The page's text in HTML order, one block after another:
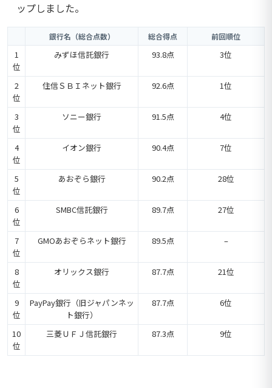
ップしました。
銀行名（総合点数） 総合得点 前回順位
1
位
みずほ信託銀行 93.8点 3位
2
位
住信ＳＢＩネット銀行 92.6点 1位
3
位
ソニー銀行 91.5点 4位
4
位
イオン銀行 90.4点 7位
5
位
あおぞら銀行 90.2点 28位
6
位
SMBC信託銀行 89.7点 27位
7
位
GMOあおぞらネット銀行 89.5点 –
8
位
オリックス銀行 87.7点 21位
9
位
PayPay銀行（旧ジャパンネッ
ト銀行）
87.7点 6位
10
位
三菱ＵＦＪ信託銀行 87.3点 9位